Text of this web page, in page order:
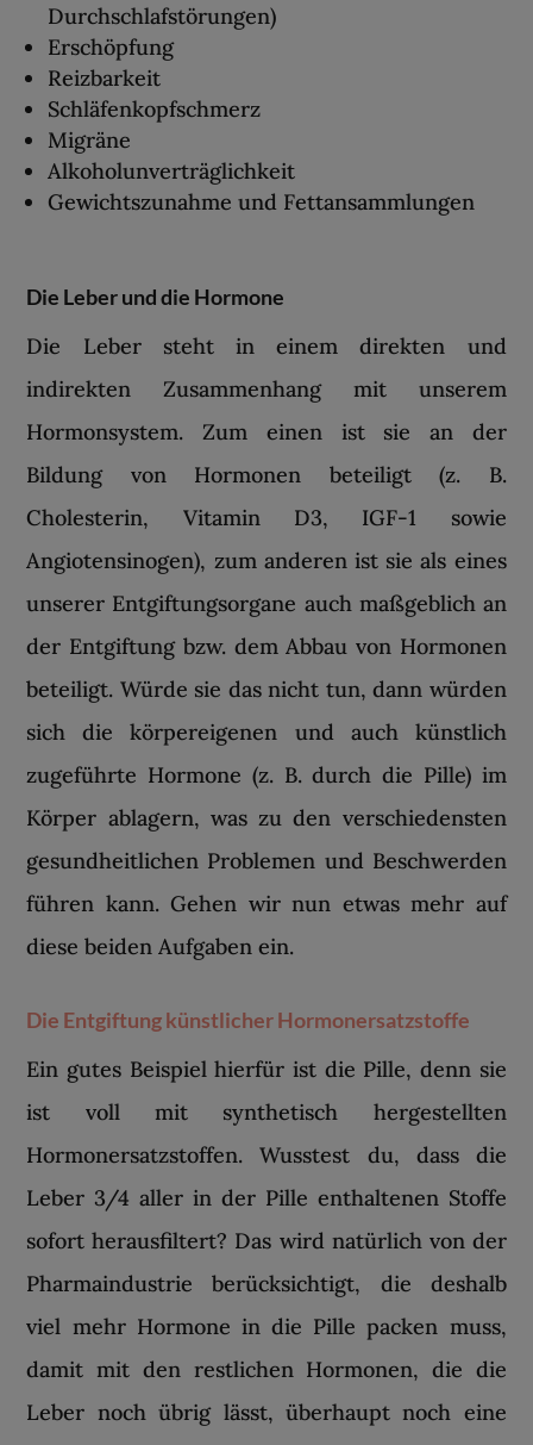
Durchschlafstörungen)
Erschöpfung
Reizbarkeit
Schläfenkopfschmerz
Migräne
Alkoholunverträglichkeit
Gewichtszunahme und Fettansammlungen
Die Leber und die Hormone
Die Leber steht in einem direkten und
indirekten Zusammenhang mit unserem
Hormonsystem. Zum einen ist sie an der
Bildung von Hormonen beteiligt (z. B.
Cholesterin, Vitamin D3, IGF-1 sowie
Angiotensinogen), zum anderen ist sie als eines
unserer Entgiftungsorgane auch maßgeblich an
der Entgiftung bzw. dem Abbau von Hormonen
beteiligt. Würde sie das nicht tun, dann würden
sich die körpereigenen und auch künstlich
zugeführte Hormone (z. B. durch die Pille) im
Körper ablagern, was zu den verschiedensten
gesundheitlichen Problemen und Beschwerden
führen kann. Gehen wir nun etwas mehr auf
diese beiden Aufgaben ein.
Die Entgiftung künstlicher Hormonersatzstoffe
Ein gutes Beispiel hierfür ist die Pille, denn sie
ist voll mit synthetisch hergestellten
Hormonersatzstoffen. Wusstest du, dass die
Leber 3/4 aller in der Pille enthaltenen Stoffe
sofort herausfiltert? Das wird natürlich von der
Pharmaindustrie berücksichtigt, die deshalb
viel mehr Hormone in die Pille packen muss,
damit mit den restlichen Hormonen, die die
Leber noch übrig lässt, überhaupt noch eine